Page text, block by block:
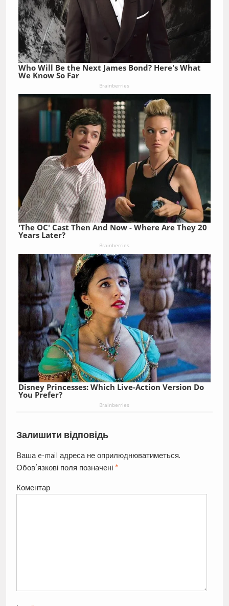
Who Will Be the Next James Bond? Here's What
We Know So Far
Brainberries
'The OC' Cast Then And Now - Where Are They 20
Years Later?
Brainberries
Disney Princesses: Which Live-Action Version Do
You Prefer?
Brainberries
Залишити відповідь
Ваша e-mail адреса не оприлюднюватиметься.
Обов’язкові поля позначені *
Коментар